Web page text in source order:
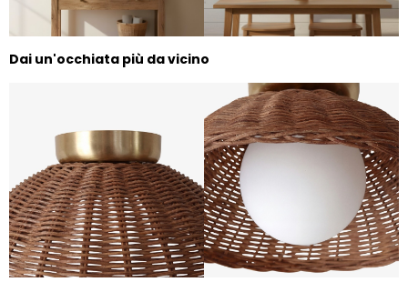
Dai un'occhiata più da vicino